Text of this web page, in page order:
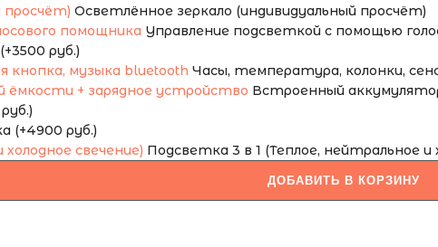
Осветлённое зеркало (индивидуальный просчёт)
Управление подсветкой с помощью
руб.)
Часы, температура, колонки,
Встроенный
(+4900 руб.)
Подсветка 3 в 1 (Теплое, нейтральное и
ДОБАВИТЬ В КОРЗИНУ